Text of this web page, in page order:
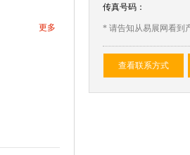
更多
传真号码：
* 请告知从易展网看到
查看联系方式